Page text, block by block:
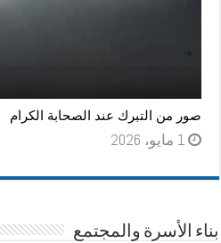
صور من التبرك عند الصحابة الكرام
1 مايو، 2026
بناء الأسرة والمجتمع